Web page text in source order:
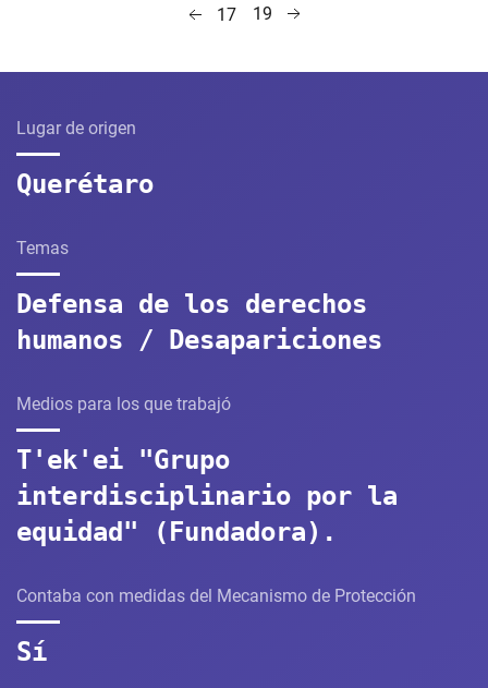
17 19
Lugar de origen
Querétaro
Temas
Defensa de los derechos
humanos / Desapariciones
Medios para los que trabajó
T'ek'ei "Grupo
interdisciplinario por la
equidad" (Fundadora).
Contaba con medidas del Mecanismo de Protección
Sí